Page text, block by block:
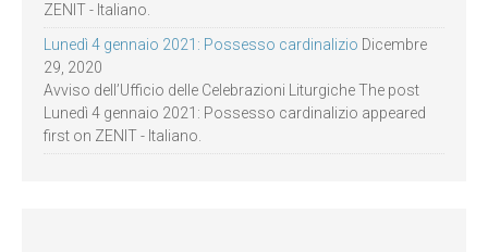
ZENIT - Italiano.
Lunedì 4 gennaio 2021: Possesso cardinalizio Dicembre
29, 2020
Avviso dell’Ufficio delle Celebrazioni Liturgiche The post
Lunedì 4 gennaio 2021: Possesso cardinalizio appeared
first on ZENIT - Italiano.